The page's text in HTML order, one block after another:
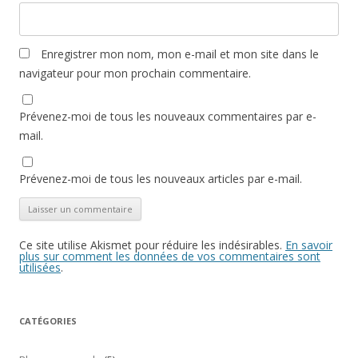
Enregistrer mon nom, mon e-mail et mon site dans le
navigateur pour mon prochain commentaire.
Prévenez-moi de tous les nouveaux commentaires par e-
mail.
Prévenez-moi de tous les nouveaux articles par e-mail.
Ce site utilise Akismet pour réduire les indésirables. En savoir
plus sur comment les données de vos commentaires sont
utilisées.
CATÉGORIES